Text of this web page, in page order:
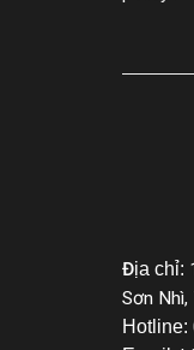
Địa chỉ:
Sơn
Hotline: